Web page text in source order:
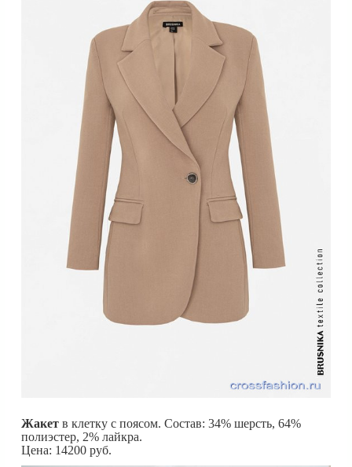
Жакет в клетку с поясом. Состав: 34% шерсть, 64%
полиэстер, 2% лайкра.
Цена: 14200 руб.